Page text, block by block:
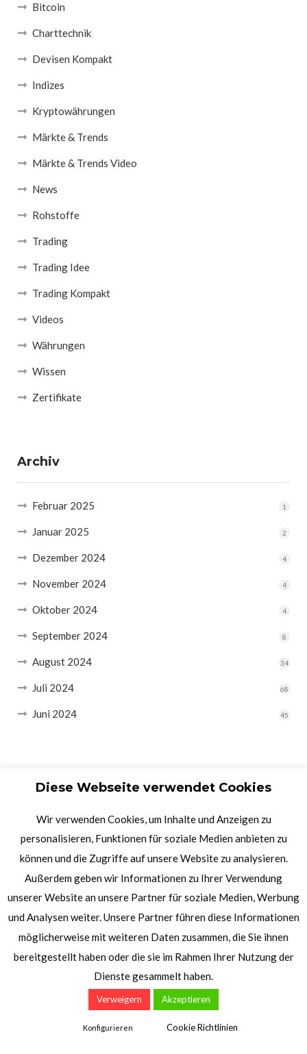
Bitcoin
Charttechnik
Devisen Kompakt
Indizes
Kryptowährungen
Märkte & Trends
Märkte & Trends Video
News
Rohstoffe
Trading
Trading Idee
Trading Kompakt
Videos
Währungen
Wissen
Zertifikate
Archiv
Februar 2025 1
Januar 2025 2
Dezember 2024 4
November 2024 4
Oktober 2024 4
September 2024 8
August 2024 34
Juli 2024 68
Juni 2024 45
Diese Webseite verwendet Cookies
Wir verwenden Cookies, um Inhalte und Anzeigen zu
personalisieren, Funktionen für soziale Medien anbieten zu
können und die Zugriffe auf unsere Website zu analysieren.
Außerdem geben wir Informationen zu Ihrer Verwendung
unserer Website an unsere Partner für soziale Medien, Werbung
und Analysen weiter. Unsere Partner führen diese Informationen
möglicherweise mit weiteren Daten zusammen, die Sie ihnen
bereitgestellt haben oder die sie im Rahmen Ihrer Nutzung der
Dienste gesammelt haben.
Verweigern Akzeptieren
Konfigurieren Cookie Richtlinien